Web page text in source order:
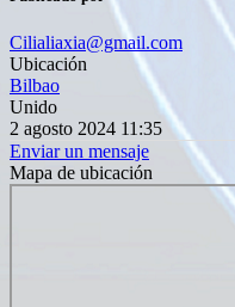
Cilialiaxia@gmail.com
Ubicación
Bilbao
Unido
2 agosto 2024 11:35
Enviar un mensaje
Mapa de ubicación